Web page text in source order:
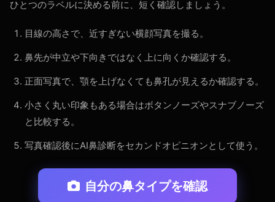
ひとつのラベルに決める前に、短く確認しましょう。
目線の高さで、近すぎない横顔写真を撮る。
鼻先が中立や下向きではなく上に向くか確認する。
正面写真で、顎を上げなくても鼻孔が見えるか確認する。
小さく丸い印象もある場合はボタンノーズやスナブノーズ
と比較する。
写真確認後にAI鼻診断をセカンドオピニオンとして使う。
自分の鼻タイプを確認